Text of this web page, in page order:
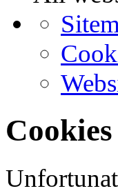
Cookies